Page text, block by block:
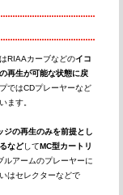
RIAAカーブなどのイコ
再生が可能な状態に戻
ではCDプレーヤーなど
ます。
ジの再生のみを前提とし
などしてMC型カートリ
ルアームのプレーヤーに
はセレクターなどで